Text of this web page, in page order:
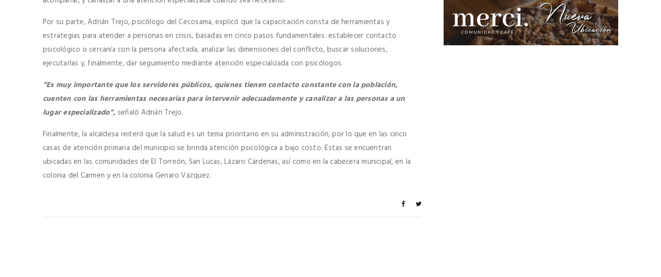
Por su parte, Adrián Trejo, psicólogo del Cecosama, explicó que la capacitación consta de herramientas y
estrategias para atender a personas en crisis, basadas en cinco pasos fundamentales: establecer contacto
psicológico o cercanía con la persona afectada, analizar las dimensiones del conflicto, buscar soluciones,
ejecutarlas y, finalmente, dar seguimiento mediante atención especializada con psicólogos.
“Es muy importante que los servidores públicos, quienes tienen contacto constante con la población,
cuenten con las herramientas necesarias para intervenir adecuadamente y canalizar a las personas a un
lugar especializado”, señaló Adrián Trejo.
Finalmente, la alcaldesa reiteró que la salud es un tema prioritario en su administración, por lo que en las cinco
casas de atención primaria del municipio se brinda atención psicológica a bajo costo. Estas se encuentran
ubicadas en las comunidades de El Torreón, San Lucas, Lázaro Cárdenas, así como en la cabecera municipal, en la
colonia del Carmen y en la colonia Genaro Vázquez.